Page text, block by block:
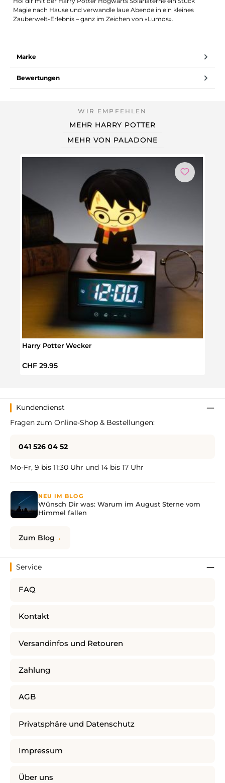
Magie nach Hause und verwandle laue Abende in ein kleines
Zauberwelt-Erlebnis – ganz im Zeichen von «Lumos».
Marke
Bewertungen
MEHR HARRY POTTER
MEHR VON PALADONE
Harry Potter Wecker
Regulärer Preis:
CHF 29.95
Kundendienst
Fragen zum Online-Shop & Bestellungen:
041 526 04 52
Mo-Fr, 9 bis 11:30 Uhr und 14 bis 17 Uhr
NEU IM BLOG
Wünsch Dir was: Warum im August Sterne vom
Himmel fallen
Zum Blog
Service
FAQ
Kontakt
Versandinfos und Retouren
Zahlung
AGB
Privatsphäre und Datenschutz
Impressum
Über uns